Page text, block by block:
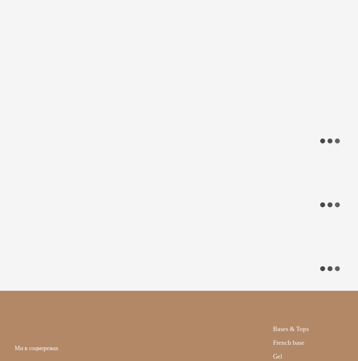
Ми в соцмережах
Bases & Tops
French base
Gel